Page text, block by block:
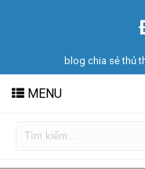
blog chia sẻ thủ
MENU